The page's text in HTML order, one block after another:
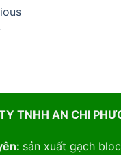
TNHH AN CHI
sản xuất gạch